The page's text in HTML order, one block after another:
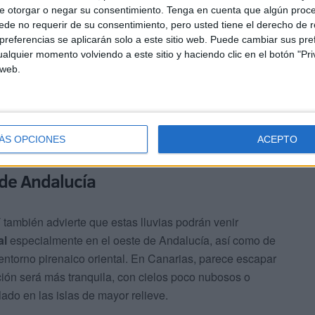
otorgar o negar su consentimiento. Tenga en cuenta que algún
no requerir de su consentimiento, pero usted tiene el derecho de
se aplicarán solo a este sitio web. Puede cambiar sus
momento volviendo a este sitio y haciendo clic en el botón
OPCIONES ACEPTO
en buena parte del territorio peninsular, con
este y Baleares
por intervalos de nubes altas que tenderán a
más abundantes en áreas como
cordillera Cantábrica y la zona de Alborán, con
Andalucía
advierte que estas lluvias podrán venir
especialmente en el oeste de Andalucía, así como de
pirenaico oriental. En Canarias, parece escapar
será más tranquila, con cielos poco nubosos o
en las islas de mayor relieve.